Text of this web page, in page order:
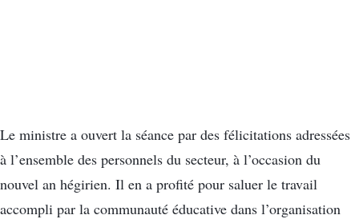
Le ministre a ouvert la séance par des félicitations adressées
à l’ensemble des personnels du secteur, à l’occasion du
nouvel an hégirien. Il en a profité pour saluer le travail
accompli par la communauté éducative dans l’organisation